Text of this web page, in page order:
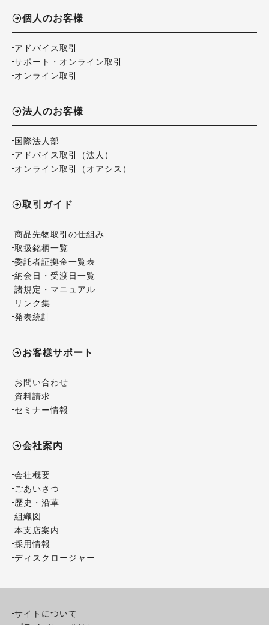
個人のお客様
アドバイス取引
サポート・オンライン取引
オンライン取引
法人のお客様
国際法人部
アドバイス取引（法人）
オンライン取引（オアシス）
取引ガイド
商品先物取引の仕組み
取扱銘柄一覧
委託者証拠金一覧表
納会日・受渡日一覧
諸規定・マニュアル
リンク集
発表統計
お客様サポート
お問い合わせ
資料請求
セミナー情報
会社案内
会社概要
ごあいさつ
歴史・沿革
組織図
本支店案内
採用情報
ディスクロージャー
サイトについて